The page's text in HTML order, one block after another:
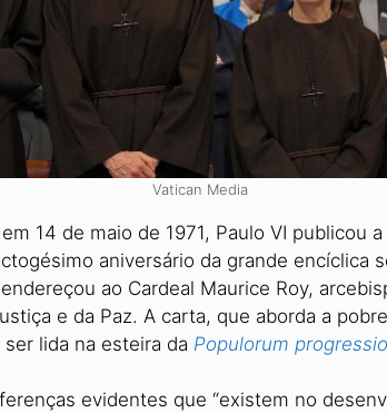
Vatican Media
14 de maio de 1971, Paulo VI publicou
aniversário da grande encíclica
ao Cardeal Maurice Roy,
e da Paz. A carta, que aborda a
lida na esteira da Populorum progressio
evidentes que “existem no